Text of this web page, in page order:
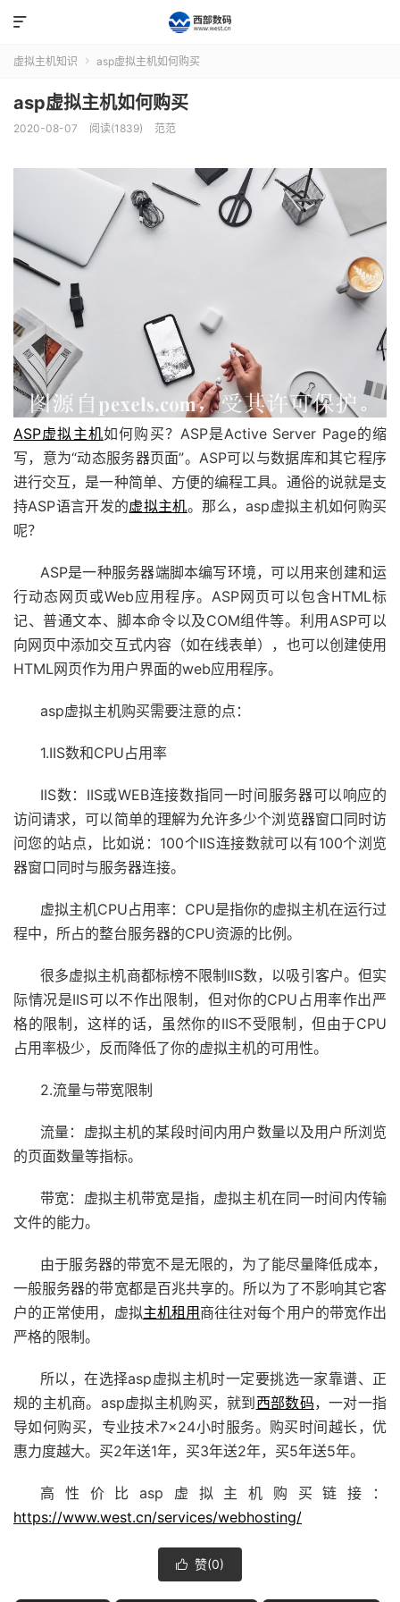

虚拟主机知识  asp虚拟主机如何购买
asp虚拟主机如何购买
2020-08-07 阅读(1839) 范范
ASP虚拟主机如何购买？ASP是Active Server Page的缩
写，意为“动态服务器页面”。ASP可以与数据库和其它程序
进行交互，是一种简单、方便的编程工具。通俗的说就是支
持ASP语言开发的虚拟主机。那么，asp虚拟主机如何购买
呢？
ASP是一种服务器端脚本编写环境，可以用来创建和运
行动态网页或Web应用程序。ASP网页可以包含HTML标
记、普通文本、脚本命令以及COM组件等。利用ASP可以
向网页中添加交互式内容（如在线表单），也可以创建使用
HTML网页作为用户界面的web应用程序。
asp虚拟主机购买需要注意的点：
1.IIS数和CPU占用率
IIS数：IIS或WEB连接数指同一时间服务器可以响应的
访问请求，可以简单的理解为允许多少个浏览器窗口同时访
问您的站点，比如说：100个IIS连接数就可以有100个浏览
器窗口同时与服务器连接。
虚拟主机CPU占用率：CPU是指你的虚拟主机在运行过
程中，所占的整台服务器的CPU资源的比例。
很多虚拟主机商都标榜不限制IIS数，以吸引客户。但实
际情况是IIS可以不作出限制，但对你的CPU占用率作出严
格的限制，这样的话，虽然你的IIS不受限制，但由于CPU
占用率极少，反而降低了你的虚拟主机的可用性。
2.流量与带宽限制
流量：虚拟主机的某段时间内用户数量以及用户所浏览
的页面数量等指标。
带宽：虚拟主机带宽是指，虚拟主机在同一时间内传输
文件的能力。
由于服务器的带宽不是无限的，为了能尽量降低成本，
一般服务器的带宽都是百兆共享的。所以为了不影响其它客
户的正常使用，虚拟主机租用商往往对每个用户的带宽作出
严格的限制。
所以，在选择asp虚拟主机时一定要挑选一家靠谱、正
规的主机商。asp虚拟主机购买，就到西部数码，一对一指
导如何购买，专业技术7×24小时服务。购买时间越长，优
惠力度越大。买2年送1年，买3年送2年，买5年送5年。
高性价比asp虚拟主机购买链接：
https://www.west.cn/services/webhosting/
 赞(0)